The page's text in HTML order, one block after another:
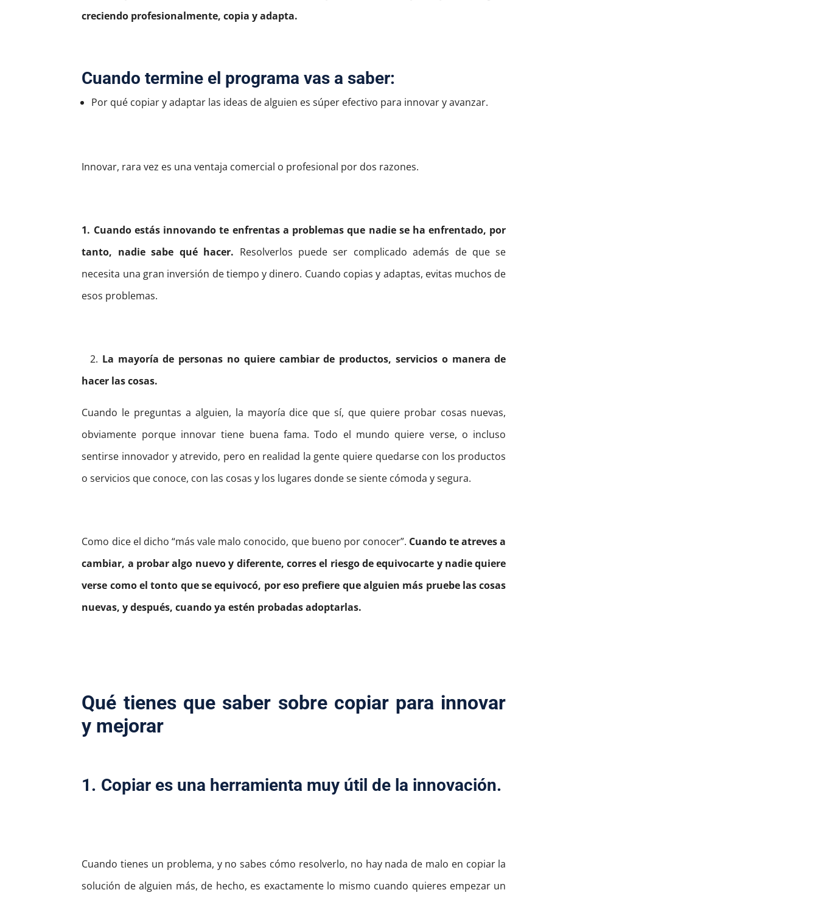
creciendo profesionalmente, copia y adapta.
Cuando termine el programa vas a saber:
Por qué copiar y adaptar las ideas de alguien es súper efectivo para innovar y avanzar.
Innovar, rara vez es una ventaja comercial o profesional por dos razones.
1. Cuando estás innovando te enfrentas a problemas que nadie se ha enfrentado, por
tanto, nadie sabe qué hacer. Resolverlos puede ser complicado además de que se
necesita una gran inversión de tiempo y dinero. Cuando copias y adaptas, evitas muchos de
esos problemas.
2. La mayoría de personas no quiere cambiar de productos, servicios o manera de
hacer las cosas.
Cuando le preguntas a alguien, la mayoría dice que sí, que quiere probar cosas nuevas,
obviamente porque innovar tiene buena fama. Todo el mundo quiere verse, o incluso
sentirse innovador y atrevido, pero en realidad la gente quiere quedarse con los productos
o servicios que conoce, con las cosas y los lugares donde se siente cómoda y segura.
Como dice el dicho “más vale malo conocido, que bueno por conocer”. Cuando te atreves a
cambiar, a probar algo nuevo y diferente, corres el riesgo de equivocarte y nadie quiere
verse como el tonto que se equivocó, por eso prefiere que alguien más pruebe las cosas
nuevas, y después, cuando ya estén probadas adoptarlas.
Qué tienes que saber sobre copiar para innovar
y mejorar
1. Copiar es una herramienta muy útil de la innovación.
Cuando tienes un problema, y no sabes cómo resolverlo, no hay nada de malo en copiar la
solución de alguien más, de hecho, es exactamente lo mismo cuando quieres empezar un